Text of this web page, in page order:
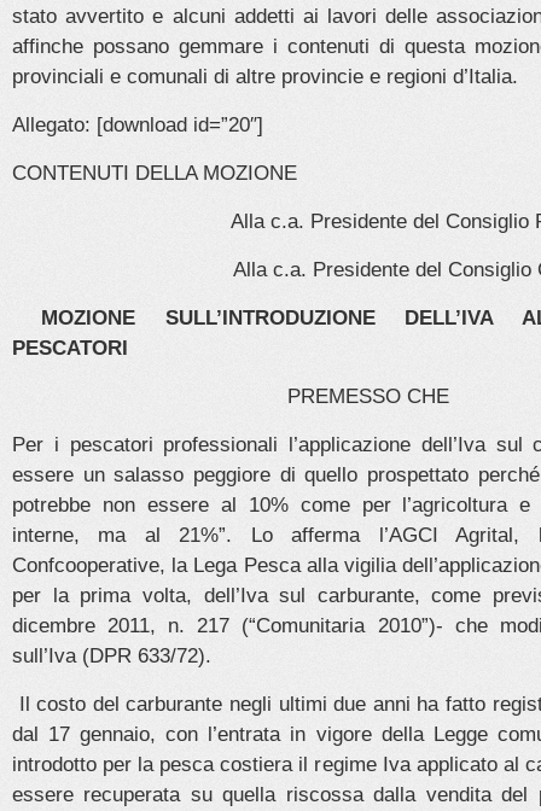
stato avvertito e alcuni addetti ai lavori delle
affinche possano gemmare i contenuti di questa
provinciali e comunali di altre provincie e regioni d’Italia.
Allegato: [download id=”20″]
CONTENUTI DELLA MOZIONE
Alla c.a. Presidente del Consiglio
Alla c.a. Presidente del Consiglio
MOZIONE SULL’INTRODUZIONE DELL’IVA
PESCATORI
PREMESSO CHE
Per i pescatori professionali l’applicazione dell’Iva sul
essere un salasso peggiore di quello prospettato
potrebbe non essere al 10% come per l’agricoltura
interne, ma al 21%”. Lo afferma l’AGCI Agrital,
Confcooperative, la Lega Pesca alla vigilia
per la prima volta, dell’Iva sul carburante, come
dicembre 2011, n. 217 (“Comunitaria 2010”)- che
sull’Iva (DPR 633/72).
Il costo del carburante negli ultimi due anni ha fatto
dal 17 gennaio, con l’entrata in vigore della Legge
introdotto per la pesca costiera il regime Iva applicato al
essere recuperata su quella riscossa dalla vendita